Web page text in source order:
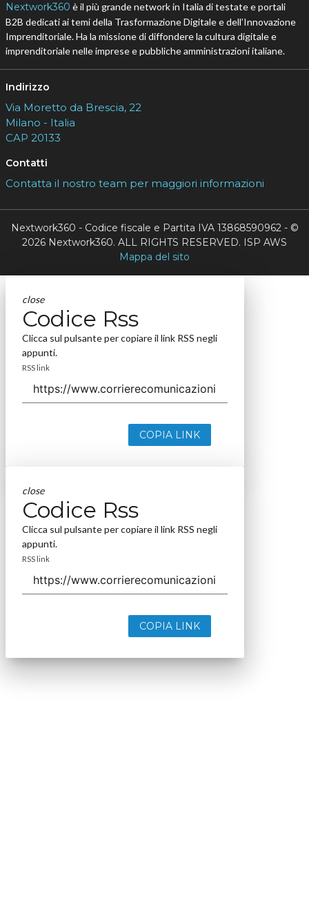
Nextwork360 è il più grande network in Italia di testate e portali
B2B dedicati ai temi della Trasformazione Digitale e dell’Innovazione
Imprenditoriale. Ha la missione di diffondere la cultura digitale e
imprenditoriale nelle imprese e pubbliche amministrazioni italiane.
Indirizzo
Via Moretto da Brescia, 22
Milano - Italia
CAP 20133
Contatti
Contatta il nostro team per maggiori informazioni
Nextwork360 - Codice fiscale e Partita IVA 13868590962 - ©
2026 Nextwork360. ALL RIGHTS RESERVED. ISP AWS
Mappa del sito
close
Codice Rss
Clicca sul pulsante per copiare il link RSS negli
appunti.
RSS link
COPIA LINK
close
Codice Rss
Clicca sul pulsante per copiare il link RSS negli
appunti.
RSS link
COPIA LINK